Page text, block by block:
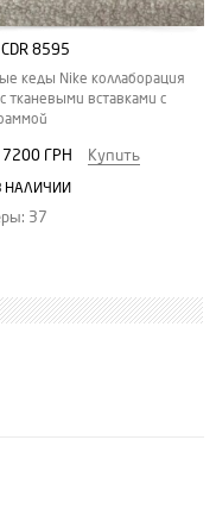
8595
кеды Nike коллаборация
с тканевыми вставками с
7200 ГРН Купить
НАЛИЧИИ
37